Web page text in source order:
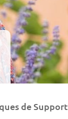
de Support